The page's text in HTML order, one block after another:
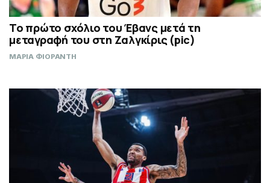
Το πρώτο σχόλιο του Έβανς μετά τη
μεταγραφή του στη Ζαλγκίρις (pic)
ΜΑΡΙΑ ΦΙΟΡΑΝΤΗ